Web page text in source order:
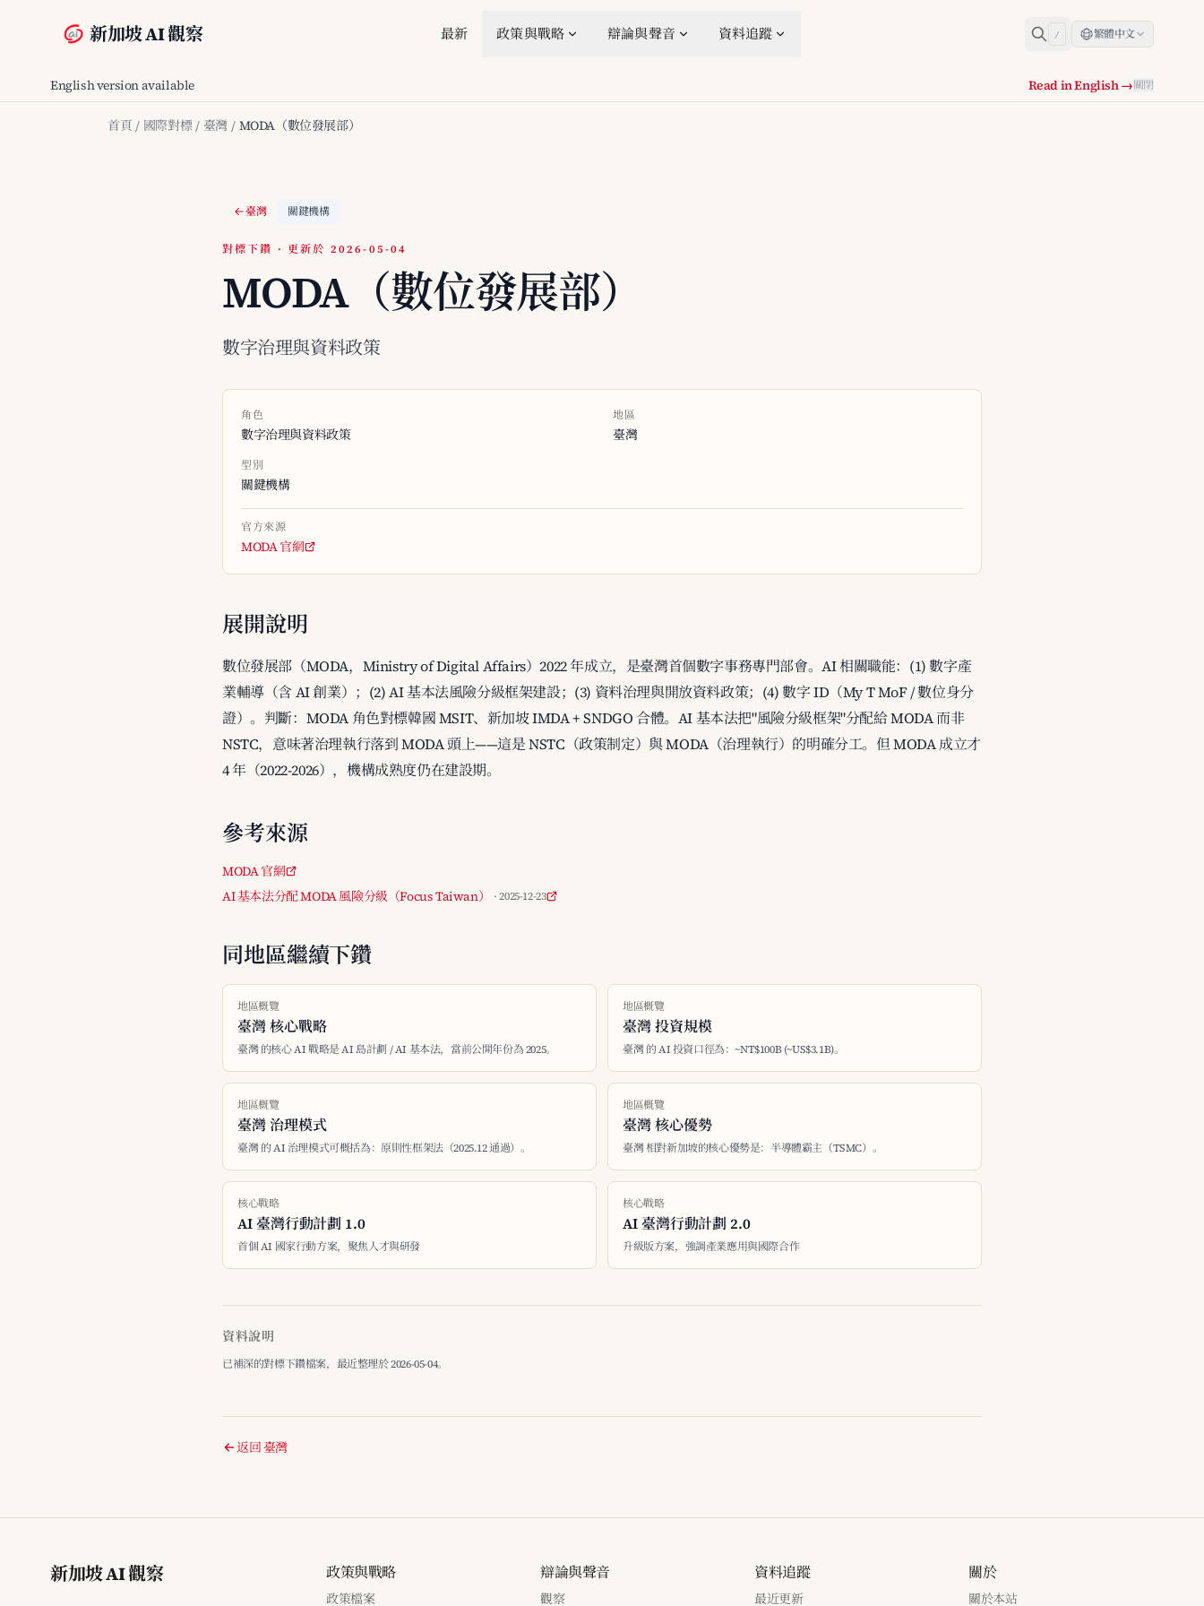
新加坡 AI 觀察 最新 政策與戰略 辯論與聲音 資料追蹤 / 繁體中文
English version available Read in English →關閉
首頁 / 國際對標 / 臺灣 / MODA（數位發展部）
臺灣 關鍵機構
對標下鑽 · 更新於 2026-05-04
MODA（數位發展部）
數字治理與資料政策
角色
數字治理與資料政策
地區
臺灣
型別
關鍵機構
官方來源
MODA 官網
展開說明
數位發展部（MODA，Ministry of Digital Affairs）2022 年成立，是臺灣首個數字事務專門部會。AI 相關職能：(1) 數字產
業輔導（含 AI 創業）；(2) AI 基本法風險分級框架建設；(3) 資料治理與開放資料政策；(4) 數字 ID（My T MoF / 數位身分
證）。判斷：MODA 角色對標韓國 MSIT、新加坡 IMDA + SNDGO 合體。AI 基本法把"風險分級框架"分配給 MODA 而非
NSTC，意味著治理執行落到 MODA 頭上——這是 NSTC（政策制定）與 MODA（治理執行）的明確分工。但 MODA 成立才
4 年（2022-2026），機構成熟度仍在建設期。
參考來源
MODA 官網
AI 基本法分配 MODA 風險分級（Focus Taiwan）
· 2025-12-23
同地區繼續下鑽
地區概覽
臺灣 核心戰略
臺灣 的核心 AI 戰略是 AI 島計劃 / AI 基本法，當前公開年份為 2025。
地區概覽
臺灣 投資規模
臺灣 的 AI 投資口徑為：~NT$100B (~US$3.1B)。
地區概覽
臺灣 治理模式
臺灣 的 AI 治理模式可概括為：原則性框架法（2025.12 通過）。
地區概覽
臺灣 核心優勢
臺灣 相對新加坡的核心優勢是：半導體霸主（TSMC）。
核心戰略
AI 臺灣行動計劃 1.0
首個 AI 國家行動方案，聚焦人才與研發
核心戰略
AI 臺灣行動計劃 2.0
升級版方案，強調產業應用與國際合作
資料說明
已補深的對標下鑽檔案，最近整理於 2026-05-04。
返回 臺灣
新加坡 AI 觀察 政策與戰略
政策檔案
辯論與聲音
觀察
資料追蹤
最近更新
關於
關於本站